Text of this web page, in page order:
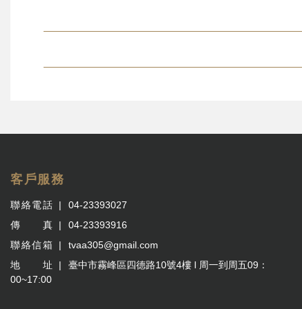
客戶服務
聯絡電話
04-23393027
傳 真
04-23393916
聯絡信箱
tvaa305@gmail.com
地 址
臺中市霧峰區四德路10號4樓 l 周一到周五09：
00~17:00